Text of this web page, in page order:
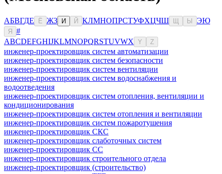
АБВГДЕ Ё ЖЗ И Й КЛМНОПРСТУФХЦЧШ Ы ЭЮ
Я
#
ABCDEFGHIJKLMNOPQRSTUVWX Y Z
инженер-проектировщик систем автоматизации
инженер-проектировщик систем безопасности
инженер-проектировщик систем вентиляции
инженер-проектировщик систем водоснабжения и
водоотведения
инженер-проектировщик систем отопления, вентиляции и
кондиционирования
инженер-проектировщик систем отопления и вентиляции
инженер-проектировщик систем пожаротушения
инженер-проектировщик СКС
инженер-проектировщик слаботочных систем
инженер-проектировщик СС
инженер-проектировщик строительного отдела
инженер-проектировщик (строительство)